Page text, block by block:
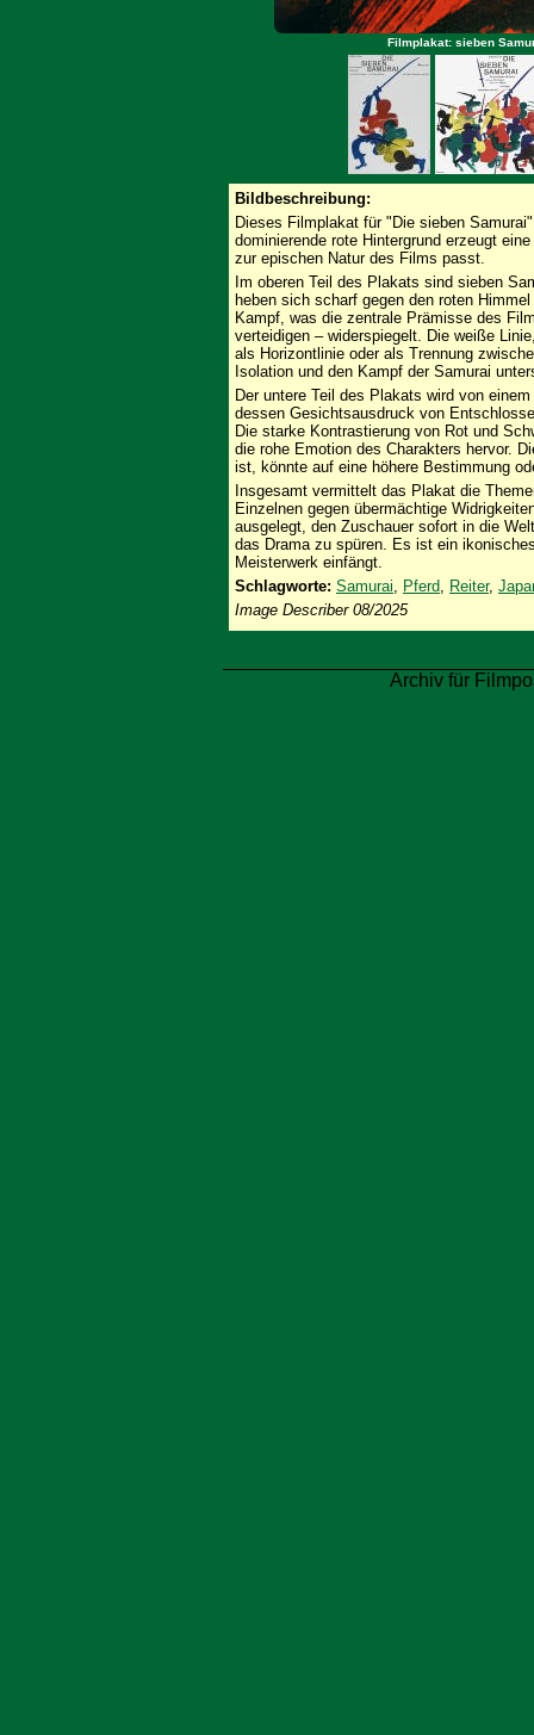
Filmplakat: sieben
Bildbeschreibung:
Dieses Filmplakat für "Die sieben
dominierende rote Hintergrund erzeugt
zur epischen Natur des Films passt.
Im oberen Teil des Plakats sind sieben
heben sich scharf gegen den roten
Kampf, was die zentrale Prämisse des
verteidigen – widerspiegelt. Die weiße
als Horizontlinie oder als Trennung
Isolation und den Kampf der Samurai
Der untere Teil des Plakats wird von
dessen Gesichtsausdruck von
Die starke Kontrastierung von Rot und
die rohe Emotion des Charakters hervor.
ist, könnte auf eine höhere Bestimmung
Insgesamt vermittelt das Plakat die
Einzelnen gegen übermächtige
ausgelegt, den Zuschauer sofort in die
das Drama zu spüren. Es ist ein
Meisterwerk einfängt.
Schlagworte: Samurai, Pferd, Reiter,
Image Describer 08/2025
Archiv für